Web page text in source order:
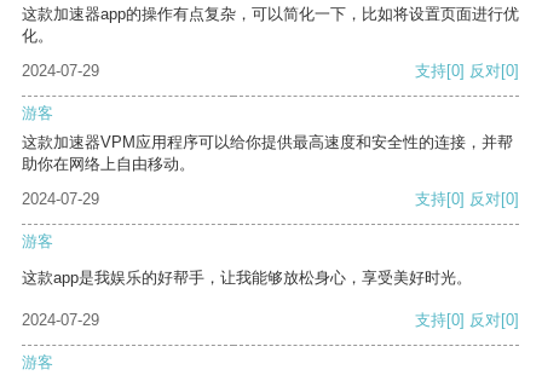
这款加速器app的操作有点复杂，可以简化一下，比如将设置页面进行优
化。
2024-07-29
支持[0] 反对[0]
游客
这款加速器VPM应用程序可以给你提供最高速度和安全性的连接，并帮
助你在网络上自由移动。
2024-07-29
支持[0] 反对[0]
游客
这款app是我娱乐的好帮手，让我能够放松身心，享受美好时光。
2024-07-29 支持[0] 反对[0]
游客